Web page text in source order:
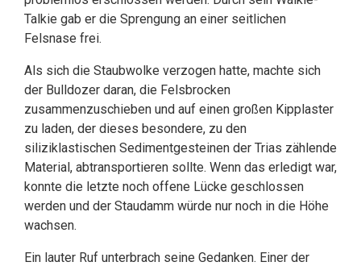
Talkie gab er die Sprengung an einer seitlichen
Felsnase frei.
Als sich die Staubwolke verzogen hatte, machte sich
der Bulldozer daran, die Felsbrocken
zusammenzuschieben und auf einen großen Kipplaster
zu laden, der dieses besondere, zu den
siliziklastischen Sedimentgesteinen der Trias zählende
Material, abtransportieren sollte. Wenn das erledigt war,
konnte die letzte noch offene Lücke geschlossen
werden und der Staudamm würde nur noch in die Höhe
wachsen.
Ein lauter Ruf unterbrach seine Gedanken. Einer der